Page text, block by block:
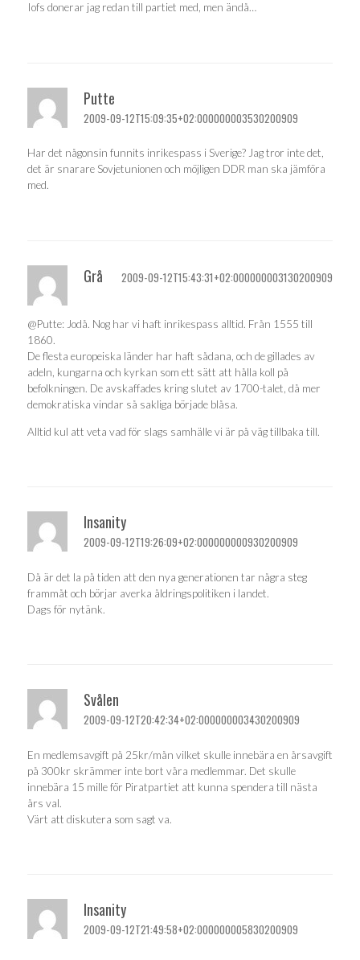
Iofs donerar jag redan till partiet med, men ändå…
Putte
2009-09-12T15:09:35+02:000000003530200909
Har det någonsin funnits inrikespass i Sverige? Jag tror inte det,
det är snarare Sovjetunionen och möjligen DDR man ska jämföra
med.
Grå 2009-09-12T15:43:31+02:000000003130200909
@Putte: Jodå. Nog har vi haft inrikespass alltid. Från 1555 till
1860.
De flesta europeiska länder har haft sådana, och de gillades av
adeln, kungarna och kyrkan som ett sätt att hålla koll på
befolkningen. De avskaffades kring slutet av 1700-talet, då mer
demokratiska vindar så sakliga började blåsa.
Alltid kul att veta vad för slags samhälle vi är på väg tillbaka till.
Insanity
2009-09-12T19:26:09+02:000000000930200909
Då är det la på tiden att den nya generationen tar några steg
frammåt och börjar averka åldringspolitiken i landet.
Dags för nytänk.
Svålen
2009-09-12T20:42:34+02:000000003430200909
En medlemsavgift på 25kr/mån vilket skulle innebära en årsavgift
på 300kr skrämmer inte bort våra medlemmar. Det skulle
innebära 15 mille för Piratpartiet att kunna spendera till nästa
års val.
Värt att diskutera som sagt va.
Insanity
2009-09-12T21:49:58+02:000000005830200909